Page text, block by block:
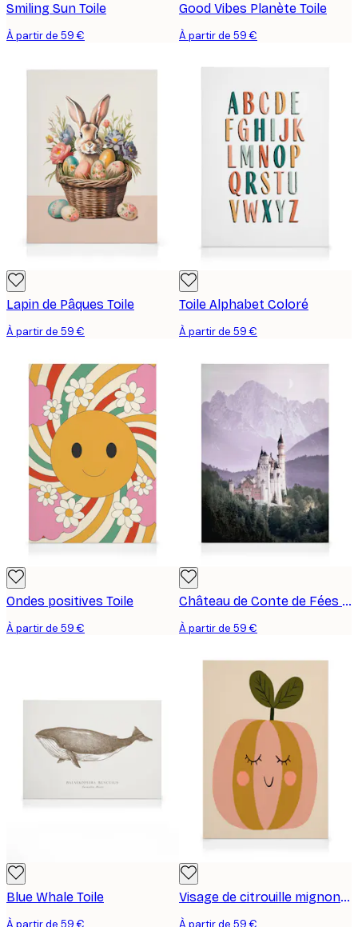
Smiling Sun Toile
À partir de 59 €
Good Vibes Planète Toile
À partir de 59 €
Lapin de Pâques Toile
À partir de 59 €
Toile Alphabet Coloré
À partir de 59 €
Ondes positives Toile
À partir de 59 €
Château de Conte de Fées Toile
À partir de 59 €
Blue Whale Toile
À partir de 59 €
Visage de citrouille mignon Toile
À partir de 59 €